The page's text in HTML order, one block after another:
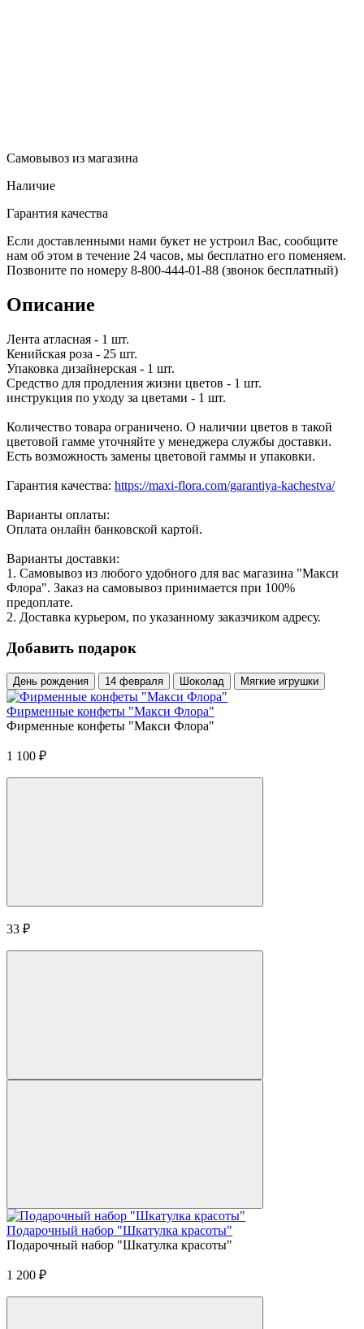
Самовывоз из магазина
Наличие
Гарантия качества
Если доставленными нами букет не устроил Вас, сообщите
нам об этом в течение 24 часов, мы бесплатно его поменяем.
Позвоните по номеру 8-800-444-01-88 (звонок бесплатный)
Описание
Лента атласная - 1 шт.
Кенийская роза - 25 шт.
Упаковка дизайнерская - 1 шт.
Средство для продления жизни цветов - 1 шт.
инструкция по уходу за цветами - 1 шт.
Количество товара ограничено. О наличии цветов в такой
цветовой гамме уточняйте у менеджера службы доставки.
Есть возможность замены цветовой гаммы и упаковки.
Гарантия качества: https://maxi-flora.com/garantiya-kachestva/
Варианты оплаты:
Оплата онлайн банковской картой.
Варианты доставки:
1. Самовывоз из любого удобного для вас магазина "Макси
Флора". Заказ на самовывоз принимается при 100%
предоплате.
2. Доставка курьером, по указанному заказчиком адресу.
Добавить подарок
День рождения 14 февраля Шоколад Мягкие игрушки
Фирменные конфеты "Макси Флора"
Фирменные конфеты "Макси Флора"
1 100 ₽
33 ₽
Подарочный набор "Шкатулка красоты"
Подарочный набор "Шкатулка красоты"
1 200 ₽